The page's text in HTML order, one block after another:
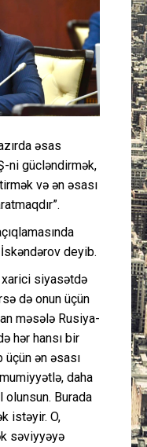
Müsahibə
İdman
Layihə
Gündəm
Əlaqə
əsas
ni gücləndirmək,
və ən əsası
deyib.
xarici siyasətdə
də onun üçün
məsələ Rusiya-
hər hansı bir
üçün ən əsası
daha
olunsun. Burada
istəyir. O,
səviyyəyə